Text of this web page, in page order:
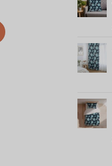
| K025